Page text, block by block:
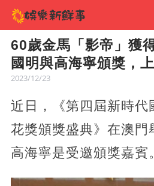
60歲金馬「影帝」獲
國明與高海寧頒獎，
2023/12/23
近日，《第四屆新時代
花獎頒獎盛典》在澳門
高海寧是受邀頒獎嘉賓